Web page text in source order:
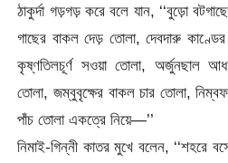
ঠাকুর্দা গড়গড় করে বলে যান, ‘‘বুড়ো
গাছের বাকল দেড় তোলা, দেবদারু
কৃষ্ণতিলচূর্ণ সওয়া তোলা, অর্জুনছাল
তোলা, জম্বুবৃক্ষের বাকল চার তোলা,
পাঁচ তোলা একত্রে নিয়ে—’’
নিমাই-গিন্নী কাতর মুখে বলেন,